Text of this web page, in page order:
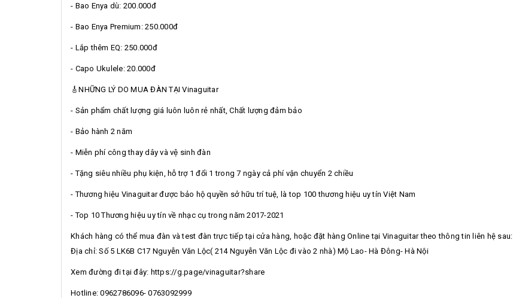
- Bao Enya dù: 200.000đ
- Bao Enya Premium: 250.000đ
- Lắp thêm EQ: 250.000đ
- Capo Ukulele: 20.000đ
🎸NHỮNG LÝ DO MUA ĐÀN TẠI Vinaguitar
- Sản phẩm chất lượng giá luôn luôn rẻ nhất, Chất lượng đảm bảo
- Bảo hành 2 năm
- Miễn phí công thay dây và vệ sinh đàn
- Tặng siêu nhiều phụ kiện, hỗ trợ 1 đổi 1 trong 7 ngày cả phí vận chuyển 2 chiều
- Thương hiệu Vinaguitar được bảo hộ quyền sở hữu trí tuệ, là top 100 thương hiệu uy tín Việt Nam
- Top 10 Thương hiệu uy tín về nhạc cụ trong năm 2017-2021
Khách hàng có thể mua đàn và test đàn trực tiếp tại cửa hàng, hoặc đặt hàng Online tại Vinaguitar theo thông tin liên hệ sau:
Địa chỉ: Số 5 LK6B C17 Nguyễn Văn Lộc( 214 Nguyễn Văn Lộc đi vào 2 nhà) Mộ Lao- Hà Đông- Hà Nội
Xem đường đi tại đây: https://g.page/vinaguitar?share
Hotline: 0962786096- 0763092999